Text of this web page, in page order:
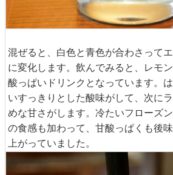
混ぜると、白色と青色が合わさって
に変化します。飲んでみると、レモ
酸っぱいドリンクとなっています。
いすっきりとした酸味がして、次に
めな甘さがします。冷たいフローズ
の食感も加わって、甘酸っぱくも後
上がっていました。